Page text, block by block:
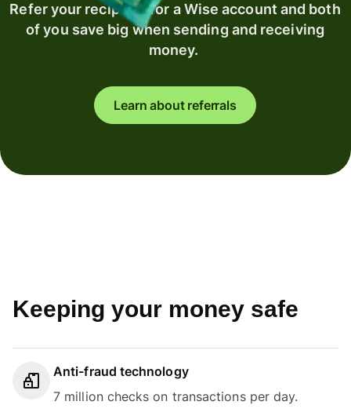
Refer your recipient for a Wise account and both
of you save big when sending and receiving
money.
Learn about referrals
Keeping your money safe
Anti-fraud technology
7 million checks on transactions per day.